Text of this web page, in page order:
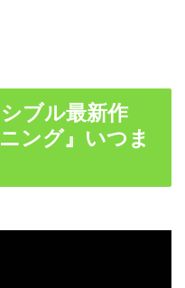
ブル最新作
ング』いつま